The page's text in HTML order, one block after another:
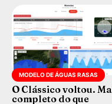
MODELO DE ÁGUAS RASAS
O Clássico voltou.
completo do que